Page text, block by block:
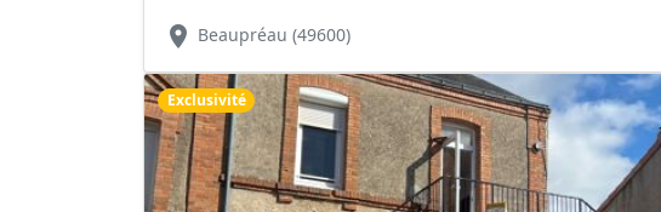
location_on Beaupréau (49600)
Exclusivité